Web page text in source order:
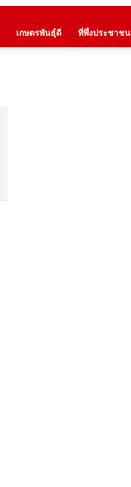
เกษตรพันธุ์ดี ที่พึ่งประชาชน